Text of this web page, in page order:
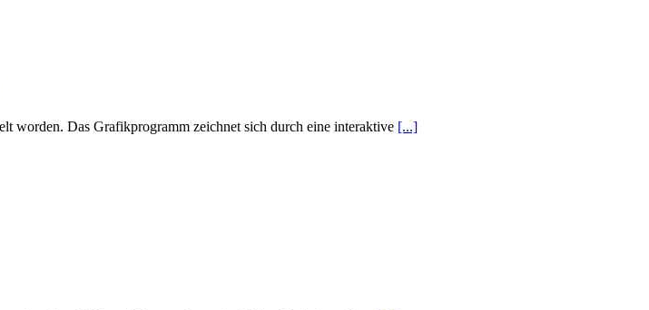
worden. Das Grafikprogramm zeichnet sich durch eine interaktive [...]